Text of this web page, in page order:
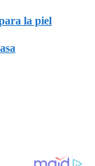
la piel